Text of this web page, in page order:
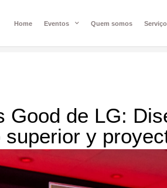
Home Eventos Quem somos
Good de LG:
superior y